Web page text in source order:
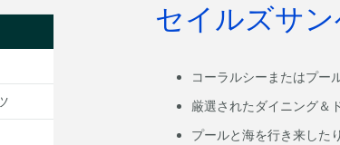
セイルズサ
コーラルシーまたはプー
厳選されたダイニング＆
プールと海を行き来した